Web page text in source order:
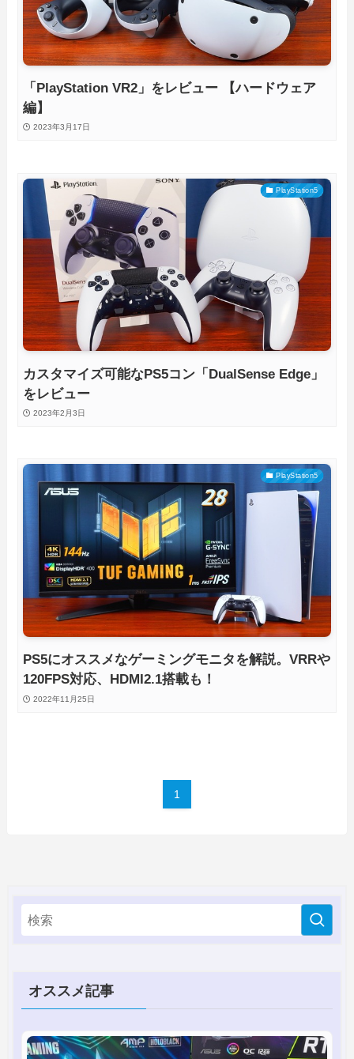
「PlayStation VR2」をレビュー 【ハードウェア
編】
2023年3月17日
PlayStation5
カスタマイズ可能なPS5コン「DualSense Edge」
をレビュー
2023年2月3日
PlayStation5
PS5にオススメなゲーミングモニタを解説。VRRや
120FPS対応、HDMI2.1搭載も！
2022年11月25日
1
オススメ記事